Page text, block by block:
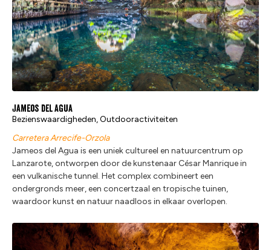
Jameos del Agua
Bezienswaardigheden, Outdooractiviteiten
Carretera Arrecife-Orzola
Jameos del Agua is een uniek cultureel en natuurcentrum op
Lanzarote, ontworpen door de kunstenaar César Manrique in
een vulkanische tunnel. Het complex combineert een
ondergronds meer, een concertzaal en tropische tuinen,
waardoor kunst en natuur naadloos in elkaar overlopen.